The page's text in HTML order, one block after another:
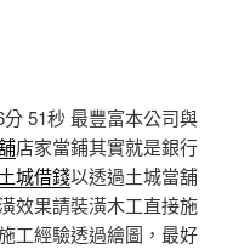
51秒 最豐富本公司與
店家當鋪其實就是銀行
土城借錢以透過土城當舖
效果請裝潢木工直接施
工經驗透過繪圖，最好